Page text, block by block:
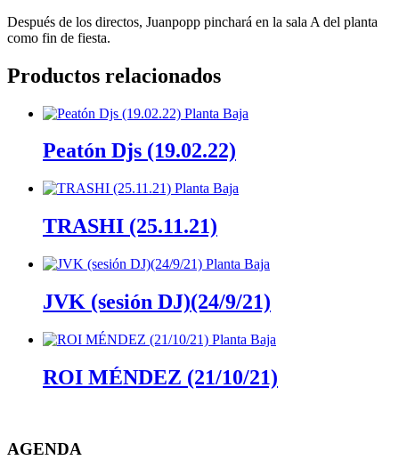
Después de los directos, Juanpopp pinchará en la sala A del planta
como fin de fiesta.
Productos relacionados
Peatón Djs (19.02.22)
TRASHI (25.11.21)
JVK (sesión DJ)(24/9/21)
ROI MÉNDEZ (21/10/21)
AGENDA